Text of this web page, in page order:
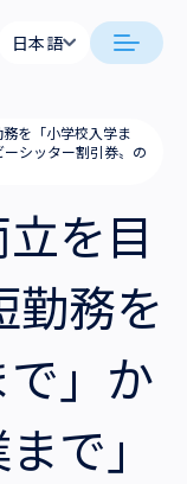
日本語
English
日本語
English
を「小学校入学ま
シッター割引券〟の
を目
勤務を
で」か
で」